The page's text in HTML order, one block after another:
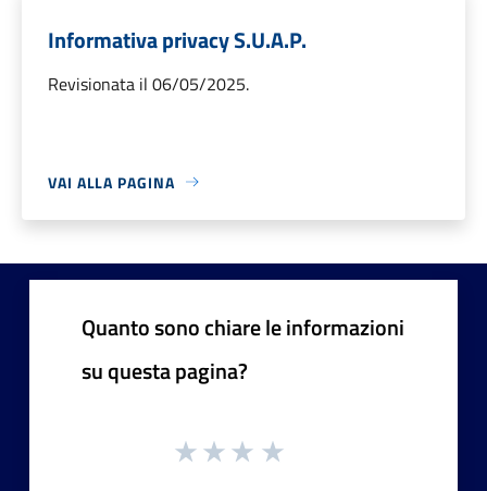
Informativa privacy S.U.A.P.
Revisionata il 06/05/2025.
VAI ALLA PAGINA
Quanto sono chiare le informazioni
su questa pagina?